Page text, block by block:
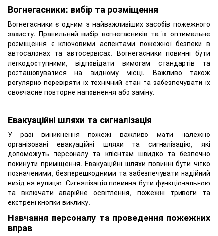
Вогнегасники: вибір та розміщення
Вогнегасники є одним з найважливіших засобів пожежного
захисту. Правильний вибір вогнегасників та їх оптимальне
розміщення є ключовими аспектами пожежної безпеки в
автосалонах та автосервісах. Вогнегасники повинні бути
легкодоступними, відповідати вимогам стандартів та
розташовуватися на видному місці. Важливо також
регулярно перевіряти їх технічний стан та забезпечувати їх
своєчасне повторне наповнення або заміну.
Евакуаційні шляхи та сигналізація
У разі виникнення пожежі важливо мати належно
організовані евакуаційні шляхи та сигналізацію, які
допоможуть персоналу та клієнтам швидко та безпечно
покинути приміщення. Евакуаційні шляхи повинні бути чітко
позначеними, безперешкодними та забезпечувати надійний
вихід на вулицю. Сигналізація повинна бути функціональною
та включати аварійне освітлення, пожежні тривоги та
екстрені кнопки виклику.
Навчання персоналу та проведення пожежних
вправ